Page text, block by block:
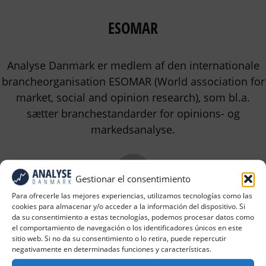
Gestionar el consentimiento
Para ofrecerle las mejores experiencias, utilizamos tecnologías como las
cookies para almacenar y/o acceder a la información del dispositivo. Si
da su consentimiento a estas tecnologías, podemos procesar datos como
el comportamiento de navegación o los identificadores únicos en este
sitio web. Si no da su consentimiento o lo retira, puede repercutir
negativamente en determinadas funciones y características.
ESOMAR
Analyse Danmark er medlem af den internationale
brancheorganisation ESOMAR (World association for
market, social and opinion research), som bl.a.
sætter branchestandarder for opinions- og
markedsanalyse.
DI Rådgiverne
Analyse Danmark er medlem af DI Rådgiverne, som